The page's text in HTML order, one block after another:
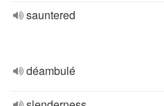
sauntered
déambulé